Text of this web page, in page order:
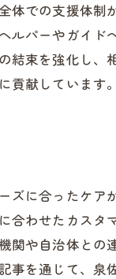
先進的な介
地域全体で
ホームヘルパー
高齢化社会
地域全体で
泉佐野市の介護
体での支援体
ルパーやガイ
結束を強化し
貢献していま
ズに合ったケ
合わせたカス
関や自治体と
事を通じて、